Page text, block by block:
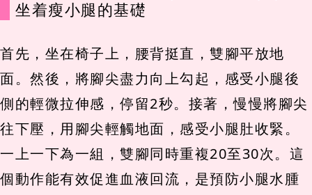
坐着瘦小腿的基礎
首先，坐在椅子上，腰背挺直，雙腳平放地
面。然後，將腳尖盡力向上勾起，感受小腿後
側的輕微拉伸感，停留2秒。接著，慢慢將腳尖
往下壓，用腳尖輕觸地面，感受小腿肚收緊。
一上一下為一組，雙腳同時重複20至30次。這
個動作能有效促進血液回流，是預防小腿水腫